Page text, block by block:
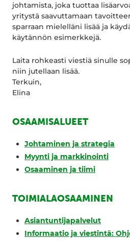
johtamista, joka tuottaa
yritystä saavuttamaan
sparraan mielelläni lisää ja
käytännön esimerkkejä.
Laita rohkeasti viestiä sinulle
niin jutellaan lisää.
Terkuin,
Elina
OSAAMISALUEET
Johtaminen ja strategia
Myynti ja markkinointi
Osaaminen ja tiimi
TOIMIALAOSAAMINEN
Asiantuntijapalvelut
Informaatio ja viestintä: